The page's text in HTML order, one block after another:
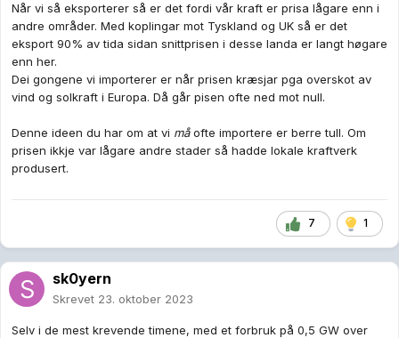
Når vi så eksporterer så er det fordi vår kraft er prisa lågare enn i
andre områder. Med koplingar mot Tyskland og UK så er det
eksport 90% av tida sidan snittprisen i desse landa er langt høgare
enn her.
Dei gongene vi importerer er når prisen kræsjar pga overskot av
vind og solkraft i Europa. Då går pisen ofte ned mot null.
Denne ideen du har om at vi måofte importere er berre tull. Om
prisen ikkje var lågare andre stader så hadde lokale kraftverk
produsert.
7 1
sk0yern
Skrevet 23. oktober 2023
Selv i de mest krevende timene, med et forbruk på 0,5 GW over